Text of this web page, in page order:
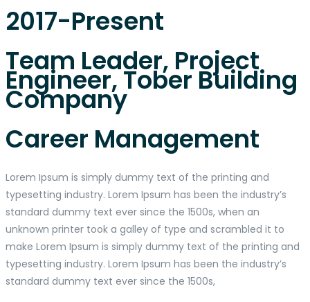
2017-Present
Team Leader, Project
Engineer, Tober Building
Company
Career Management
Lorem Ipsum is simply dummy text of the printing and
typesetting industry. Lorem Ipsum has been the industry’s
standard dummy text ever since the 1500s, when an
unknown printer took a galley of type and scrambled it to
make Lorem Ipsum is simply dummy text of the printing and
typesetting industry. Lorem Ipsum has been the industry’s
standard dummy text ever since the 1500s,